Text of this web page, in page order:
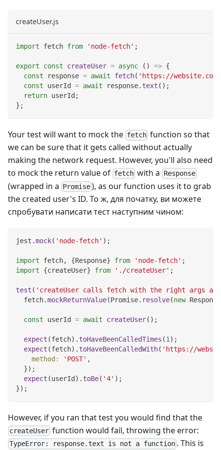
createUser.js
import fetch from 'node-fetch' ;
export const createUser = async ( ) => {
const response = await fetch( 'https://
const userId = await response. text ( ) ;
return userId ;
} ;
Your test will want to mock the fetch function so that
we can be sure that it gets called without actually
making the network request. However, you'll also need
to mock the return value of fetch with a Response
(wrapped in a Promise ), as our function uses it to grab
the created user's ID. То ж, для початку, ви можете
спробувати написати тест наступним чином:
jest .mock( 'node-fetch' ) ;
import fetch, {Response} from 'node-fetch' ;
import
{createUser} from './createUser' ;
test ( 'createUser calls fetch with the right args
  fetch
.mockReturnValue(Promise. resolve(new Response
const userId = await createUser( ) ;
expect (fetch) . toHaveBeenCalledTimes (1 ) ;
expect (fetch) . toHaveBeenCalledWith( 'https://
method : 'POST' ,
}) ;
expect (userId ) . toBe( '4' ) ;
}) ;
However, if you ran that test you would find that the
createUser function would fail, throwing the error:
TypeError: response.text is not a function . This is